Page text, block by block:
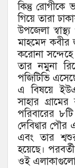
কিন্তু রোগীকে
গিয়ে তারা
উপজেলা
মাহমেদ কবীর
করোনা
তার নমুনা
পজিটিভি
এ বিষয়ে
সাহার গ্রামের
পরিবারের
দেবিদ্বার
এবং তার
হয়েছে।
ওই